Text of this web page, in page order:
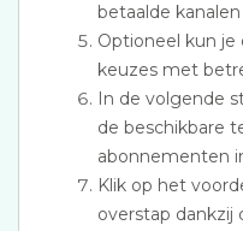
betaalde
Optioneel kun
keuzes met
In de volgende
de beschikbare
abonnementen
Klik op het
overstap dankzij